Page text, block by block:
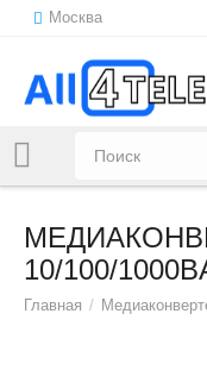
Москва
Напишите нам:
10/100/
Главная /